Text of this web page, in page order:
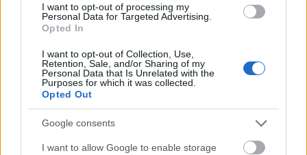
I want to opt-out of processing my
Personal Data for Targeted Advertising.
Opted In
I want to opt-out of Collection, Use,
Retention, Sale, and/or Sharing of my
Personal Data that Is Unrelated with the
Purposes for which it was collected.
Opted Out
Google consents
I want to allow Google to enable storage
ezer. Tavaly 251 ezer válást jegyeztek be.